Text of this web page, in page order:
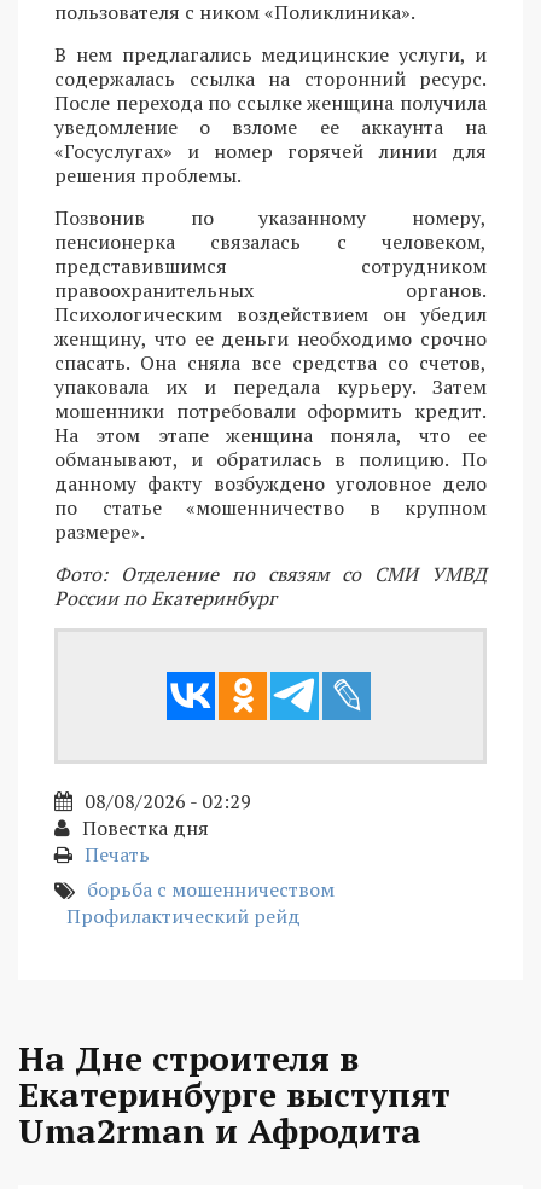
пользователя с ником «Поликлиника».
В нем предлагались медицинские услуги, и
содержалась ссылка на сторонний ресурс.
После перехода по ссылке женщина получила
уведомление о взломе ее аккаунта на
«Госуслугах» и номер горячей линии для
решения проблемы.
Позвонив по указанному номеру,
пенсионерка связалась с человеком,
представившимся сотрудником
правоохранительных органов.
Психологическим воздействием он убедил
женщину, что ее деньги необходимо срочно
спасать. Она сняла все средства со счетов,
упаковала их и передала курьеру. Затем
мошенники потребовали оформить кредит.
На этом этапе женщина поняла, что ее
обманывают, и обратилась в полицию. По
данному факту возбуждено уголовное дело
по статье «мошенничество в крупном
размере».
Фото: Отделение по связям со СМИ УМВД
России по Екатеринбург
08/08/2026 - 02:29
Повестка дня
Печать
борьба с мошенничеством
Профилактический рейд
На Дне строителя в
Екатеринбурге выступят
Uma2rman и Афродита